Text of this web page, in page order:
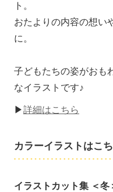
ト。
おたよりの内容の想い
に。
子どもたちの姿がおも
なイラストです♪
▶詳細はこちら
カラーイラストはこち
イラストカット集 ＜冬